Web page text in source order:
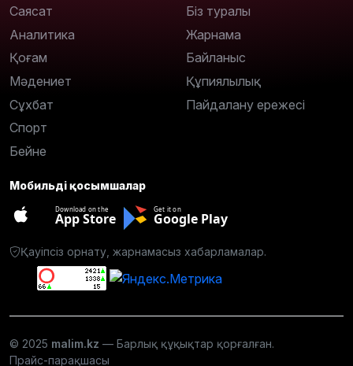
Саясат
Аналитика
Қоғам
Мәдениет
Сұхбат
Спорт
Бейне
Біз туралы
Жарнама
Байланыс
Құпиялылық
Пайдалану ережесі
Мобильді қосымшалар
Download on the
App Store
Get it on
Google Play
Қауіпсіз орнату, жарнамасыз хабарламалар.
© 2025 malim.kz — Барлық құқықтар қорғалған.
Прайс-парақшасы